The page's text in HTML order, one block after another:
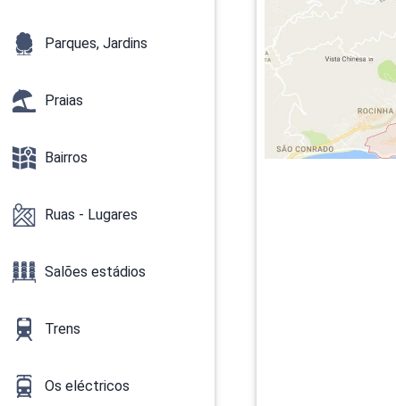
Parques, Jardins
Praias
Bairros
Ruas - Lugares
Salões estádios
Trens
Os eléctricos